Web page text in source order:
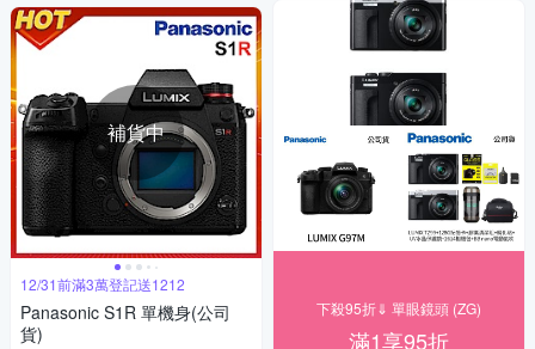
補貨中
12/31前滿3萬登記送1212
Panasonic S1R 單機身(公司
貨)
下殺95折⇓ 單眼鏡頭 (ZG)
滿1享95折